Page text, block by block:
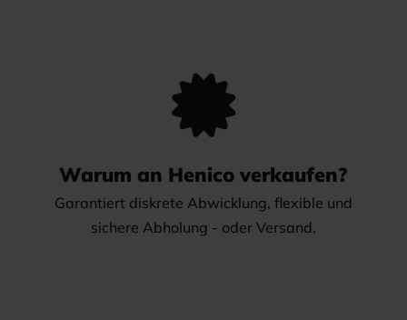

Warum an Henico verkaufen?
Garantiert diskrete Abwicklung, flexible und
sichere Abholung - oder Versand.